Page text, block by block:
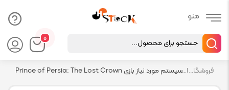
۰
Products
search
فروشگاه اچ استوک بازار انلاین تجهیزات کامپیوتر استوک اخبارسیستم مورد نیاز بازی Prince of Persia: The Lost Crown